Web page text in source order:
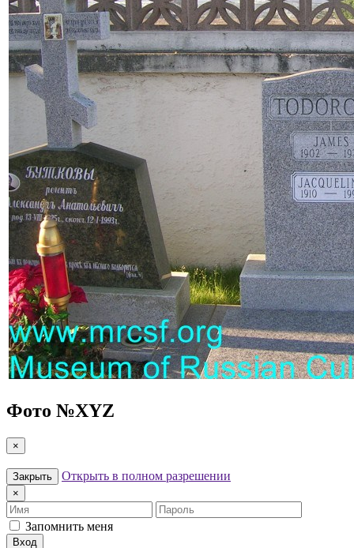
Фото №XYZ
×
Закрыть Открыть в полном разрешении
×
Имя
Пароль
Запомнить меня
Вход